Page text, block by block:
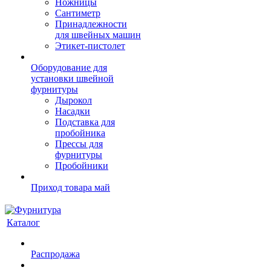
Ножницы
Сантиметр
Принадлежности
для швейных машин
Этикет-пистолет
Оборудование для
установки швейной
фурнитуры
Дырокол
Насадки
Подставка для
пробойника
Прессы для
фурнитуры
Пробойники
Приход товара май
Каталог
Распродажа